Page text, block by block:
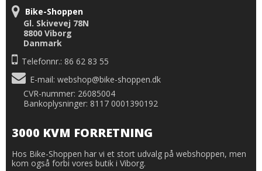
Bike-Shoppen
Gl. Skivevej 78N
8800 Viborg
Danmark
Telefonnr.: 86 62 83 55
E-mail: webshop@bike-shoppen.dk
CVR-nummer: 26085004
Bankoplysninger: 8117 0001390192
3000 KVM FORRETNING
Hos Bike-Shoppen har vi et stort udvalg på webshoppen, men
kom også forbi vores butik i Viborg.